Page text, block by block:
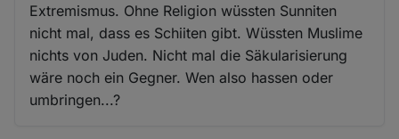
Extremismus. Ohne Religion wüssten Sunniten
nicht mal, dass es Schiiten gibt. Wüssten Muslime
nichts von Juden. Nicht mal die Säkularisierung
wäre noch ein Gegner. Wen also hassen oder
umbringen...?